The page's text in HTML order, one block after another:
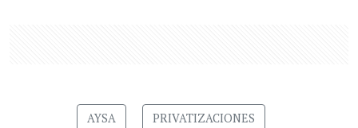
AYSA PRIVATIZACIONES